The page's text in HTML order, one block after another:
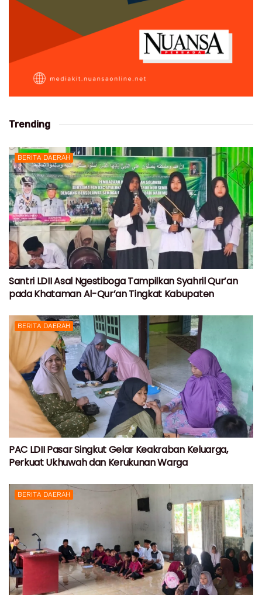
Trending
BERITA DAERAH
Santri LDII Asal Ngestiboga Tampilkan Syahril Qur’an
pada Khataman Al-Qur’an Tingkat Kabupaten
BERITA DAERAH
PAC LDII Pasar Singkut Gelar Keakraban Keluarga,
Perkuat Ukhuwah dan Kerukunan Warga
BERITA DAERAH